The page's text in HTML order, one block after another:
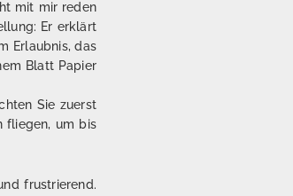
mit mir reden
Er erklärt
Erlaubnis, das
Blatt Papier
Sie zuerst
fliegen, um bis
frustrierend.